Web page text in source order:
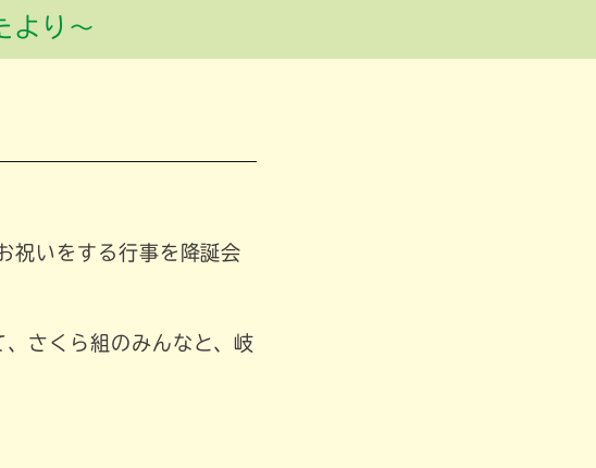
より～
祝いをする行事を降誕会
さくら組のみんなと、岐